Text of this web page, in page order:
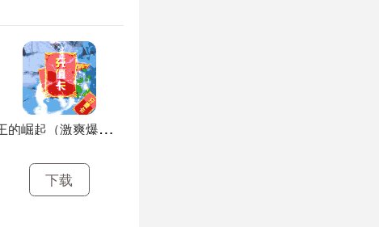
王
的崛起（激爽爆真充）H5
下载